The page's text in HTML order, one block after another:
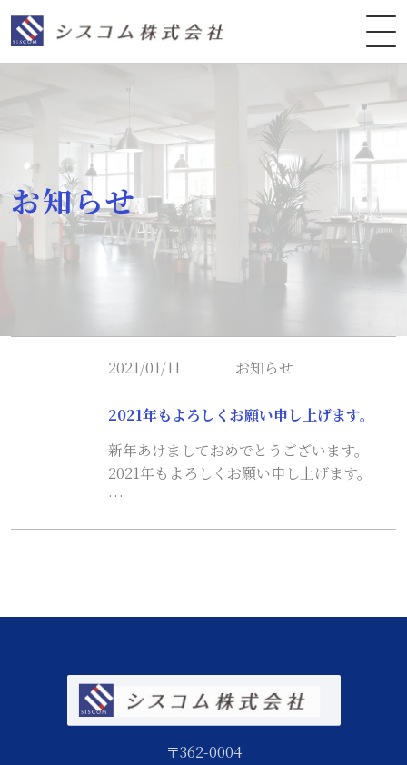
お知らせ
2021/01/11 お知らせ
2021年もよろしくお願い申し上げます。
新年あけましておめでとうございます。
2021年もよろしくお願い申し上げます。
…
〒362-0004